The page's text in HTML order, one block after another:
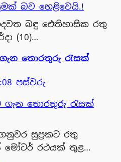
බඳු ඓතිහාසික රතු
(10)…
තොරතුරු රැසක්
පස්වරු
සුප්‍රකට රතු
රථයක් තුළ…